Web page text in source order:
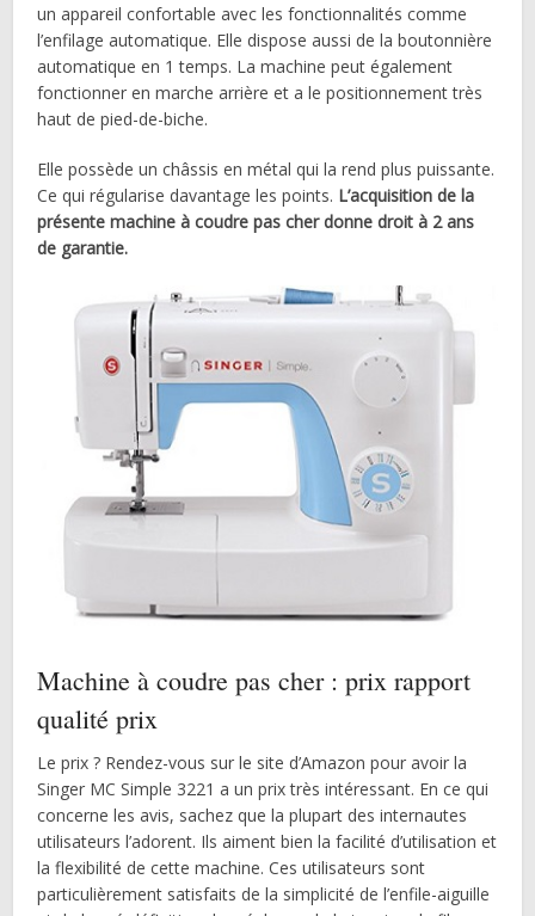
un appareil confortable avec les fonctionnalités comme
l’enfilage automatique. Elle dispose aussi de la boutonnière
automatique en 1 temps. La machine peut également
fonctionner en marche arrière et a le positionnement très
haut de pied-de-biche.
Elle possède un châssis en métal qui la rend plus puissante.
Ce qui régularise davantage les points. L’acquisition de la
présente machine à coudre pas cher donne droit à 2 ans
de garantie.
Machine à coudre pas cher : prix rapport
qualité prix
Le prix ? Rendez-vous sur le site d’Amazon pour avoir la
Singer MC Simple 3221 a un prix très intéressant. En ce qui
concerne les avis, sachez que la plupart des internautes
utilisateurs l’adorent. Ils aiment bien la facilité d’utilisation et
la flexibilité de cette machine. Ces utilisateurs sont
particulièrement satisfaits de la simplicité de l’enfile-aiguille